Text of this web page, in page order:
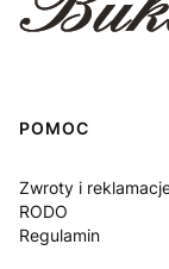
Linki w
POMOC
Zwroty i
RODO
Regulamin